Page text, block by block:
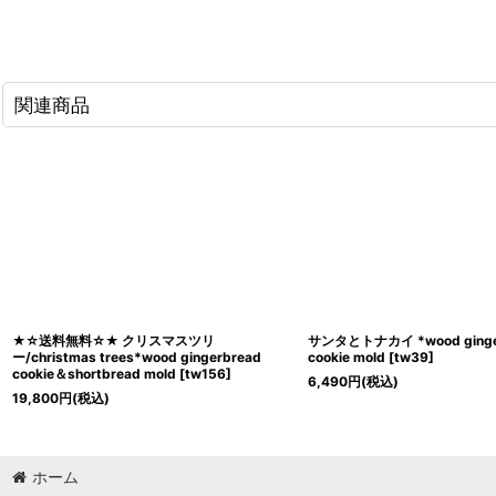
関連商品
★☆送料無料☆★ クリスマスツリ
ー/christmas trees*wood gingerbread
cookie＆shortbread mold [tw156]
19,800円(税込)
サンタとトナカイ *wood
cookie mold [tw39]
6,490円(税込)
ホーム